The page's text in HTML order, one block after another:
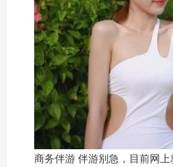
商务伴游 伴游别急，目前网